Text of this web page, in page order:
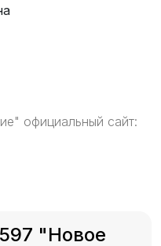
официальный сайт:
"Новое